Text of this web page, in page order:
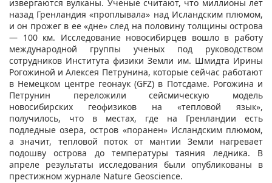
извергаются вулканы. Ученые считают, что миллионы лет
назад Гренландия «проплывала» над Исландским плюмом,
и он прожег в ее «дне» след на половину толщины острова
— 100 км. Исследование новосибирцев вошло в работу
международной группы ученых под руководством
сотрудников Института физики Земли им. Шмидта Ирины
Рогожиной и Алексея Петрунина, которые сейчас работают
в Немецком центре геонаук (GFZ) в Потсдаме. Рогожина и
Петрунин переложили сейсмическую модель
новосибирских геофизиков на «тепловой язык»,
получилось, что в местах, где на Гренландии есть
подледные озера, остров «поранен» Исландским плюмом,
а значит, тепловой поток от мантии Земли нагревает
подошву острова до температуры таяния ледника. В
апреле результаты исследования были опубликованы в
престижном журнале Nature Geoscience.